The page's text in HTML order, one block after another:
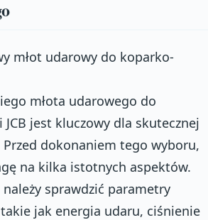
młot udarowy do koparko-
młota udarowego do
JCB jest kluczowy dla skutecznej
dokonaniem tego wyboru,
na kilka istotnych aspektów.
sprawdzić parametry
jak energia udaru, ciśnienie